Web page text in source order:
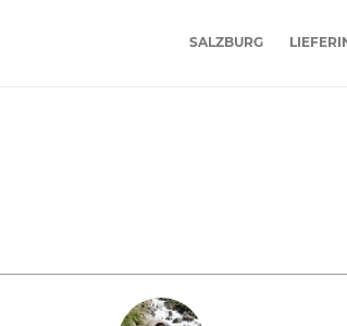
SALZBURG